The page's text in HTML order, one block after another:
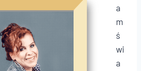
a
m
ś
wi
a